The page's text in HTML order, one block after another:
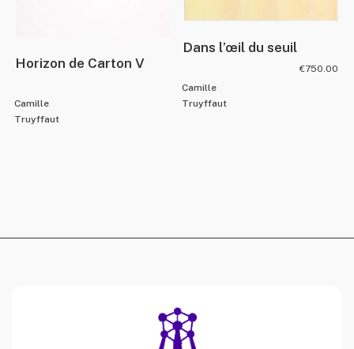
Horizon de Carton V
Camille
Truyffaut
Dans l’œil du seuil
Camille
Truyffaut
€750.00